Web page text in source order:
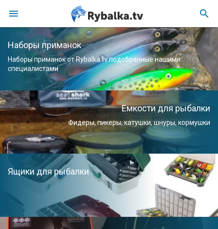
menu search
Наборы приманок
Наборы приманок от Rybalka.tv подобранные нашими
специалистами
Емкости для рыбалки
Фидеры, пикеры, катушки, шнуры, кормушки
Ящики для рыбалки